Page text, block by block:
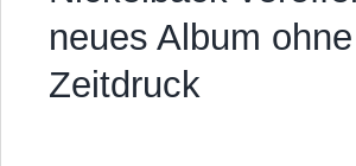
neues Album ohne
Zeitdruck